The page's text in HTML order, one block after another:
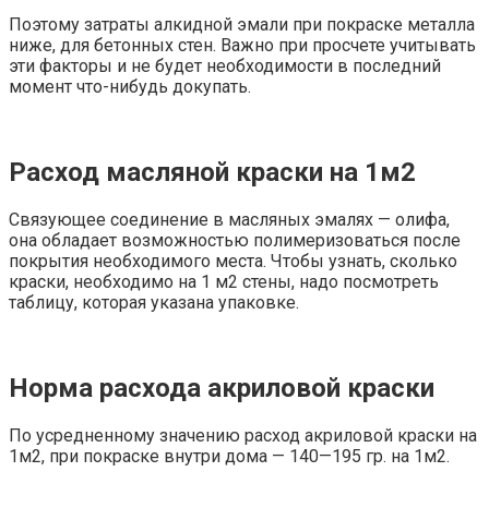
Поэтому затраты алкидной эмали при покраске металла
ниже, для бетонных стен. Важно при просчете учитывать
эти факторы и не будет необходимости в последний
момент что-нибудь докупать.
Расход масляной краски на 1м2
Связующее соединение в масляных эмалях — олифа,
она обладает возможностью полимеризоваться после
покрытия необходимого места. Чтобы узнать, сколько
краски, необходимо на 1 м2 стены, надо посмотреть
таблицу, которая указана упаковке.
Норма расхода акриловой краски
По усредненному значению расход акриловой краски на
1м2, при покраске внутри дома — 140—195 гр. на 1м2.